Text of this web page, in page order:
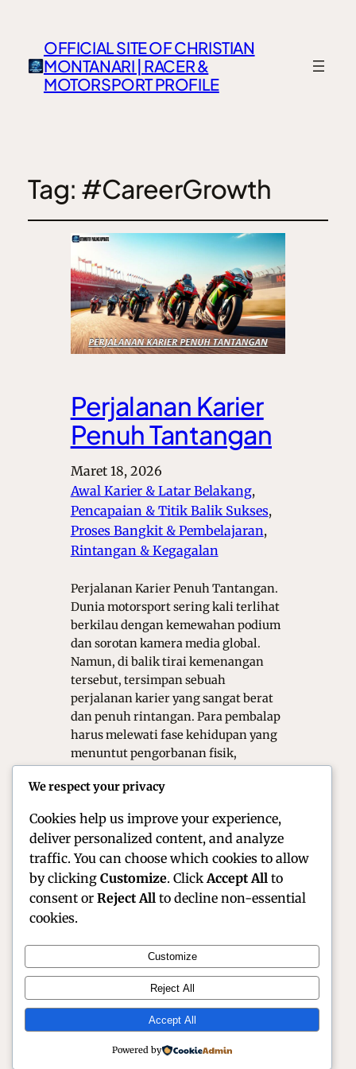
OFFICIAL SITE OF CHRISTIAN
MONTANARI | RACER &
MOTORSPORT PROFILE
Tag: #CareerGrowth
Perjalanan Karier
Penuh Tantangan
Maret 18, 2026
Awal Karier & Latar Belakang ,
Pencapaian & Titik Balik Sukses ,
Proses Bangkit & Pembelajaran ,
Rintangan & Kegagalan
Perjalanan Karier Penuh Tantangan.
Dunia motorsport sering kali terlihat
berkilau dengan kemewahan podium
dan sorotan kamera media global.
Namun, di balik tirai kemenangan
tersebut, tersimpan sebuah
perjalanan karier yang sangat berat
dan penuh rintangan. Para pembalap
harus melewati fase kehidupan yang
menuntut pengorbanan fisik,
yang luar biasa. Memasuki tahun
Official Site of Christian Montanari | Racer &
Motorsport Profile
We respect your privacy
Cookies help us improve your experience,
deliver personalized content, and analyze
traffic. You can choose which cookies to allow
by clicking Customize. Click Accept All to
consent or Reject All to decline non-essential
cookies.
Customize
Reject All
Accept All
Powered by